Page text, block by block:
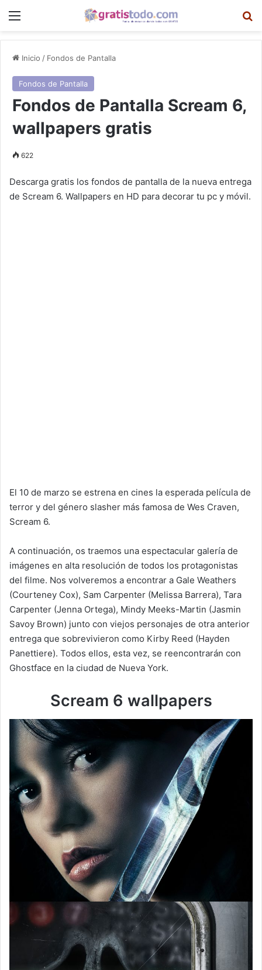
Menú
Inicio / Fondos de Pantalla
Fondos de Pantalla
Fondos de Pantalla Scream 6,
wallpapers gratis
622
Descarga gratis los fondos de pantalla de la nueva entrega
de Scream 6. Wallpapers en HD para decorar tu pc y móvil.
El 10 de marzo se estrena en cines la esperada película de
terror y del género slasher más famosa de Wes Craven,
Scream 6.
A continuación, os traemos una espectacular galería de
imágenes en alta resolución de todos los protagonistas
del filme. Nos volveremos a encontrar a Gale Weathers
(Courteney Cox), Sam Carpenter (Melissa Barrera), Tara
Carpenter (Jenna Ortega), Mindy Meeks-Martin (Jasmin
Savoy Brown) junto con viejos personajes de otra anterior
entrega que sobrevivieron como Kirby Reed (Hayden
Panettiere). Todos ellos, esta vez, se reencontrarán con
Ghostface en la ciudad de Nueva York.
Scream 6 wallpapers